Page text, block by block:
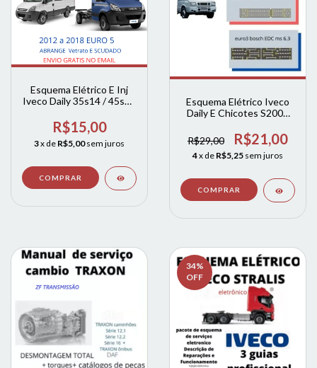
Esquema Elétrico E Inj
Iveco Daily 35s14 / 45s17
19 Euro 5
R$15,00
3x de R$5,00 sem juros
Esquema Elétrico Iveco
Daily E Chicotes S2007
R$29,00
R$21,00
4x de R$5,25 sem juros
34%
OFF